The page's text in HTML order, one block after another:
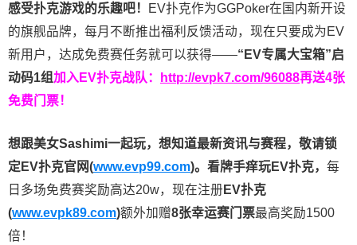
感受扑克游戏的乐趣吧！
EV扑克作为GGPoker在国内新开设
的旗舰品牌，每月不断推出福利反馈活动，现在只要成为EV
新用户，达成免费赛任务就可以获得——“EV专属大宝箱”启
动码1组加入EV扑克战队： http://evpk7.com/96088再送4张
免费门票！
想跟美女Sashimi一起玩， 想知道最新资讯与赛程， 敬请锁
定EV扑克官网(www.evp99.com)。 看牌手痒玩EV扑克， 每
日多场免费赛奖励高达20w，现在注册 EV扑克
(www.evpk89.com)额外加赠8张幸运赛门票最高奖励1500
倍！